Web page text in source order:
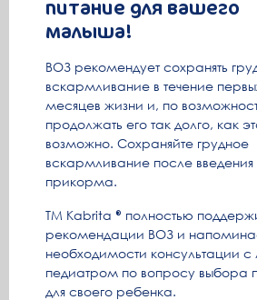
Как лечить насморк у
Часто поводом серьезного
молодых родителей
новорожденного. Причин
младенческого ринита
любом случае это состояние
ребенку крайний дискомфорт
питание для вашего
малыша!
ВОЗ рекомендует сохранять
вскармливание в течение
месяцев жизни и, по
продолжать его так долго, как
возможно. Сохраняйте грудное
вскармливание после введения
прикорма.
ТМ Kabrita
полностью
рекомендации ВОЗ и
необходимости консультации
педиатром по вопросу выбора
для своего ребенка.